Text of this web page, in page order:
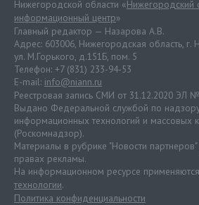
Нижегородской области «Нижегородский
информационный центр»
Главный редактор — Назарова А.В.
Адрес: 603006, Нижегородская область,
ул. М.Горького, д.151Б, пом. 5
Телефон: +7 (831) 233-94-53
E-mail: info@niann.ru
Реестровая запись СМИ от 31.12.2020 ЭЛ
Выдано Федеральной службой по
информационных технологий и массовых
(Роскомнадзор).
Материалы в рубрике "Новости
правах рекламы.
На информационном ресурсе применяются
технологии.
Политика конфиденциальности